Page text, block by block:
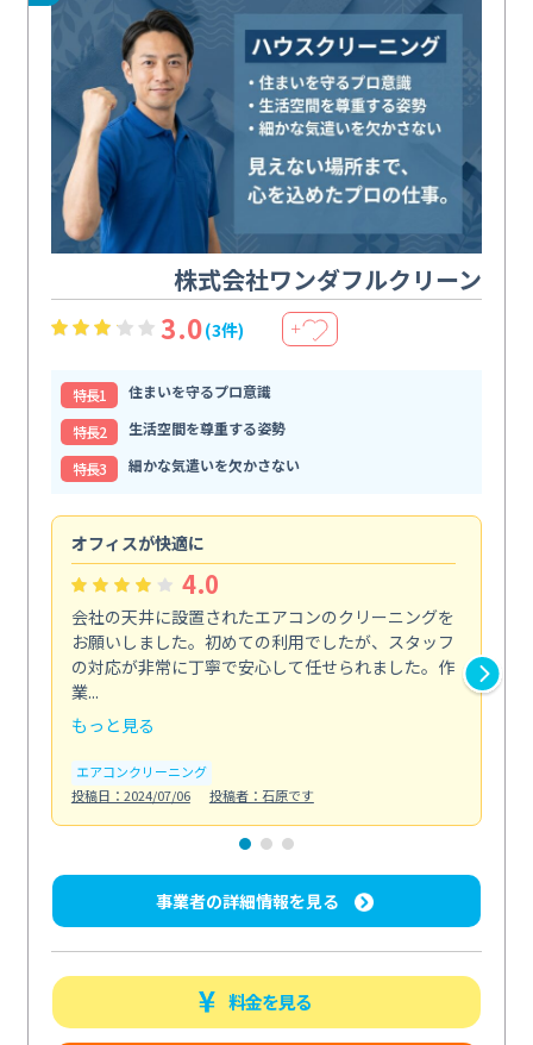
株式会社ワンダフルクリーン
3.0(3件) ＋
特⻑1
住まいを守るプロ意識
特⻑2
生活空間を尊重する姿勢
特⻑3
細かな気遣いを欠かさない
オフィスが快適に
4.0
会社の天井に設置されたエアコンのクリーニングを
お願いしました。初めての利用でしたが、スタッフ
の対応が非常に丁寧で安心して任せられました。作
業...
もっと見る
エアコンクリーニング
投稿日：2024/07/06
投稿者：石原です
事業者の詳細情報を見る
料金を見る